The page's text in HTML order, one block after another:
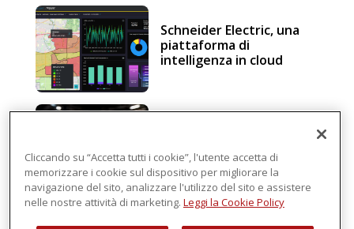
Schneider Electric, una
piattaforma di
intelligenza in cloud
Regolamento macchine
Cliccando su “Accetta tutti i cookie”, l'utente accetta di
memorizzare i cookie sul dispositivo per migliorare la
navigazione del sito, analizzare l'utilizzo del sito e assistere
nelle nostre attività di marketing. Leggi la Cookie Policy